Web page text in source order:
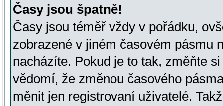
Časy jsou špatně!
Časy jsou téměř vždy v pořádku,
zobrazené v jiném časovém pásmu
nacházíte. Pokud je to tak, změňte
vědomí, že změnou časového
měnit jen registrovaní uživatelé.